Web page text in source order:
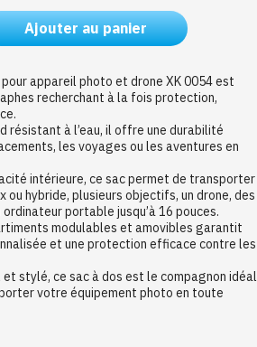
Ajouter au panier
appareil photo et drone XK 0054 est
recherchant à la fois protection,
résistant à l’eau, il offre une durabilité
les voyages ou les aventures en
intérieure, ce sac permet de transporter
ou hybride, plusieurs objectifs, un drone, des
ordinateur portable jusqu’à 16 pouces.
modulables et amovibles garantit
et une protection efficace contre les
stylé, ce sac à dos est le compagnon idéal
votre équipement photo en toute